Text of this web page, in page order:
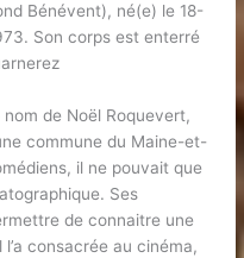
Bénévent), né(e) le 18-
Son corps est enterré
de Noël Roquevert,
commune du Maine-et-
il ne pouvait que
Ses
de connaitre une
consacrée au cinéma,